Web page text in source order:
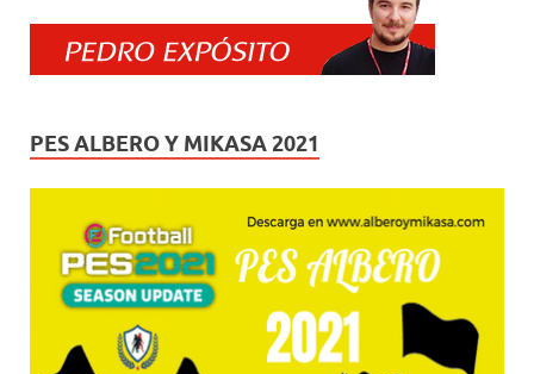
PES ALBERO Y MIKASA 2021